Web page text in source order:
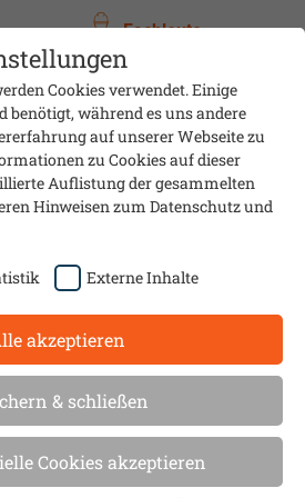
Fachleute
neutral und vor Ort
Fördermittel
Cookies verwendet. Einige
benötigt, während es uns andere
auf unserer Webseite zu
zu Cookies auf dieser
Auflistung der gesammelten
Hinweisen zum Datenschutzund
Externe Inhalte
akzeptieren
& schließen
Cookies akzeptieren